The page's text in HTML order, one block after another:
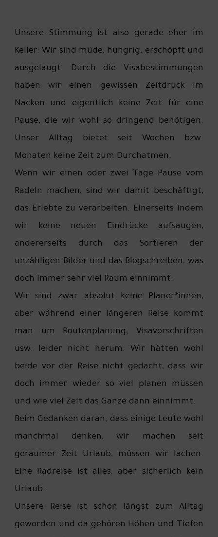
Unsere Stimmung ist also gerade eher im
Keller. Wir sind müde, hungrig, erschöpft und
ausgelaugt. Durch die Visabestimmungen
haben wir einen gewissen Zeitdruck im
Nacken und eigentlich keine Zeit für eine
Pause, die wir wohl so dringend benötigen.
Unser Alltag bietet seit Wochen bzw.
Monaten keine Zeit zum Durchatmen.
Wenn wir einen oder zwei Tage Pause vom
Radeln machen, sind wir damit beschäftigt,
das Erlebte zu verarbeiten. Einerseits indem
wir keine neuen Eindrücke aufsaugen,
andererseits durch das Sortieren der
unzähligen Bilder und das Blogschreiben, was
doch immer sehr viel Raum einnimmt.
Wir sind zwar absolut keine Planer*innen,
aber während einer längeren Reise kommt
man um Routenplanung, Visavorschriften
usw. leider nicht herum. Wir hätten wohl
beide vor der Reise nicht gedacht, dass wir
doch immer wieder so viel planen müssen
und wie viel Zeit das Ganze dann einnimmt.
Beim Gedanken daran, dass einige Leute wohl
manchmal denken, wir machen seit
geraumer Zeit Urlaub, müssen wir lachen.
Eine Radreise ist alles, aber sicherlich kein
Urlaub.
Unsere Reise ist schon längst zum Alltag
geworden und da gehören Höhen und Tiefen